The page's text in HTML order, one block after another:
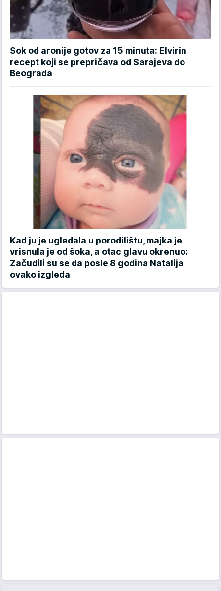
Sok od aronije gotov za 15 minuta: Elvirin
recept koji se prepričava od Sarajeva do
Beograda
Kad ju je ugledala u porodilištu, majka je
vrisnula je od šoka, a otac glavu okrenuo:
Začudili su se da posle 8 godina Natalija
ovako izgleda